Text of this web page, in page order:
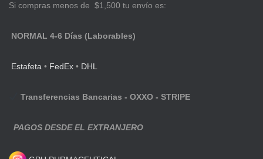
Si compras menos de $1,500 tu envío es:
NORMAL 4-6 Días (Laborables)
Estafeta • FedEx • DHL
Transferencias Bancarias - OXXO - STRIPE
PAGOS DESDE EL EXTRANJERO